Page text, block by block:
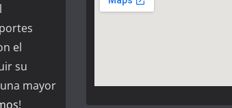
el
su
mayor
!